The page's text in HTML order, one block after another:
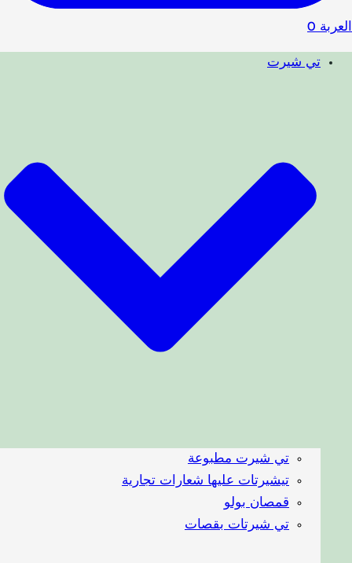
العربة 0
تي شيرت
تي شيرت مطبوعة
تيشيرتات عليها شعارات تجارية
قمصان بولو
تي شيرتات بقصات